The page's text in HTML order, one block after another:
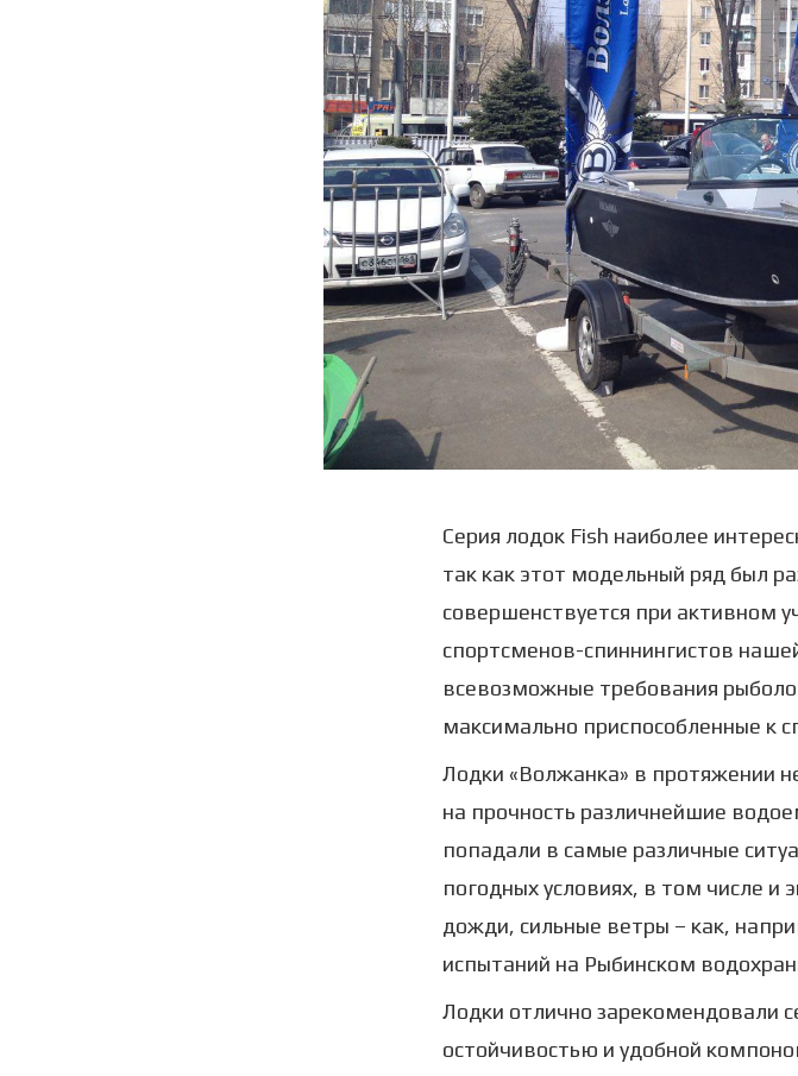
Серия лодок Fish наиболее
так как этот модельный ряд был
совершенствуется при активном
спортсменов-спиннингистов
всевозможные требования
максимально приспособленные к
Лодки «Волжанка» в протяжении
на прочность различнейшие
попадали в самые различные
погодных условиях, в том числе
дожди, сильные ветры – как,
испытаний на Рыбинском
Лодки отлично зарекомендовали
остойчивостью и удобной